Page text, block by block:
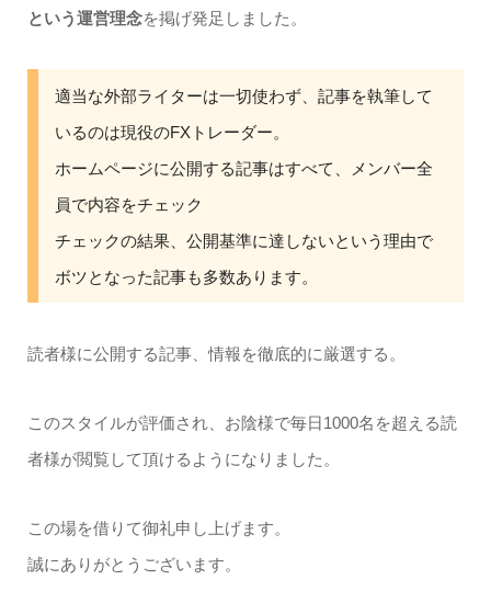
という運営理念を掲げ発足しました。
適当な外部ライターは一切使わず、記事を執筆して
いるのは現役のFXトレーダー。
ホームページに公開する記事はすべて、メンバー全
員で内容をチェック
チェックの結果、公開基準に達しないという理由で
ボツとなった記事も多数あります。
読者様に公開する記事、情報を徹底的に厳選する。
このスタイルが評価され、お陰様で毎日1000名を超える読
者様が閲覧して頂けるようになりました。
この場を借りて御礼申し上げます。
誠にありがとうございます。